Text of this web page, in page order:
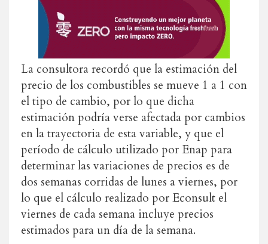
La consultora recordó que la estimación del
precio de los combustibles se mueve 1 a 1 con
el tipo de cambio, por lo que dicha
estimación podría verse afectada por cambios
en la trayectoria de esta variable, y que el
período de cálculo utilizado por Enap para
determinar las variaciones de precios es de
dos semanas corridas de lunes a viernes, por
lo que el cálculo realizado por Econsult el
viernes de cada semana incluye precios
estimados para un día de la semana.